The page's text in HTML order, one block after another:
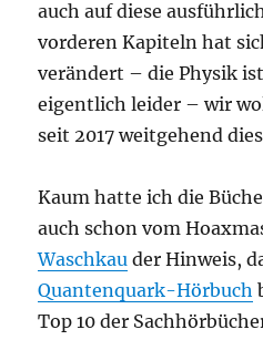
auch auf diese
vorderen Kapiteln hat
verändert – die Physik
eigentlich leider – wir
seit 2017 weitgehend
Kaum hatte ich die
auch schon vom
Waschkau der Hinweis,
Quantenquark-Hörbuch
Top 10 der